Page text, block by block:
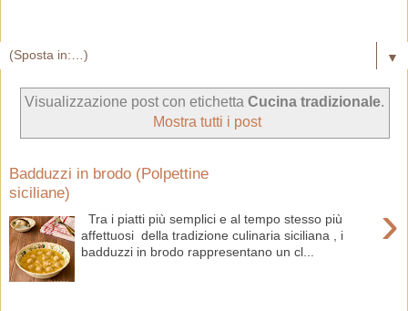
▼
Visualizzazione post con etichetta Cucina tradizionale.
Mostra tutti i post
Badduzzi in brodo (Polpettine
siciliane)
›
Tra i piatti più semplici e al tempo stesso più
affettuosi della tradizione culinaria siciliana , i
badduzzi in brodo rappresentano un cl...